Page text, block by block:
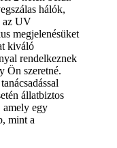
hálók,
az UV
megjelenésüket
kiváló
rendelkeznek
Ön szeretné.
állatbiztos
amely egy
mint a